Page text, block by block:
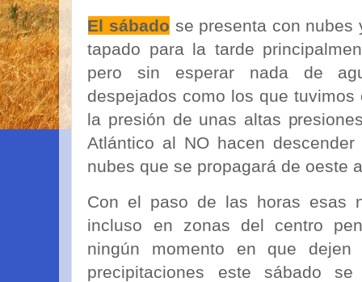
El sábado se presenta con nubes
tapado para la tarde
pero sin esperar nada de
despejados como los que
la presión de unas altas
Atlántico al NO hacen
nubes que se propagará de oeste
Con el paso de las horas esas
incluso en zonas del centro
ningún momento en que
precipitaciones este sábado